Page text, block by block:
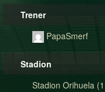
Trener
PapaSmerf
Stadion
Stadion Orihuela